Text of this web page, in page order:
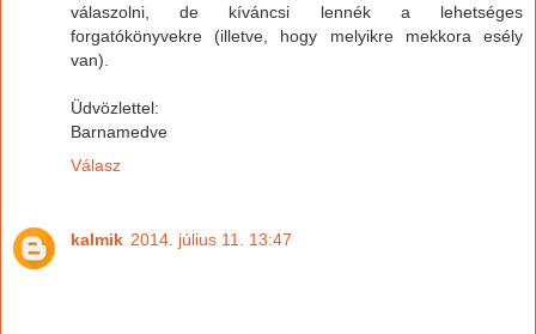
válaszolni, de kíváncsi lennék a lehetséges
forgatókönyvekre (illetve, hogy melyikre mekkora esély
van).
Üdvözlettel:
Barnamedve
Válasz
kalmik 2014. július 11. 13:47